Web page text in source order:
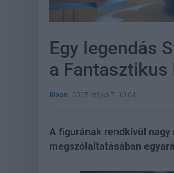
Egy legendás
a
Rixon | 2025 május 7. 10:04
A figurának rendkívül
megszólaltatásában